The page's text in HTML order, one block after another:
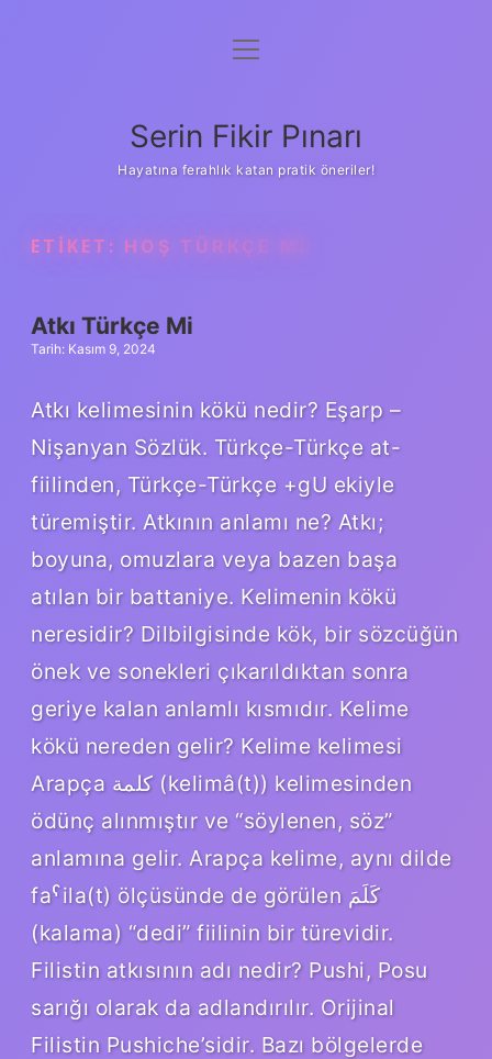
Gizlilik Politikası
Yasal Uyarı
menüyü
Serin Fikir Pınarı
Hayatına ferahlık katan pratik öneriler!
ETIKET: HOŞ TÜRKÇE MI
Atkı Türkçe Mi
Tarih: Kasım 9, 2024
Atkı kelimesinin kökü nedir? Eşarp –
Nişanyan Sözlük. Türkçe-Türkçe at-
fiilinden, Türkçe-Türkçe +gU ekiyle
türemiştir. Atkının anlamı ne? Atkı;
boyuna, omuzlara veya bazen başa
atılan bir battaniye. Kelimenin kökü
neresidir? Dilbilgisinde kök, bir sözcüğün
önek ve sonekleri çıkarıldıktan sonra
geriye kalan anlamlı kısmıdır. Kelime
kökü nereden gelir? Kelime kelimesi
Arapça كلمة (kelimâ(t)) kelimesinden
ödünç alınmıştır ve “söylenen, söz”
anlamına gelir. Arapça kelime, aynı dilde
faˁila(t) ölçüsünde de görülen كَلَمَ
(kalama) “dedi” fiilinin bir türevidir.
Filistin atkısının adı nedir? Pushi, Posu
sarığı olarak da adlandırılır. Orijinal
Filistin Pushiche’sidir. Bazı bölgelerde